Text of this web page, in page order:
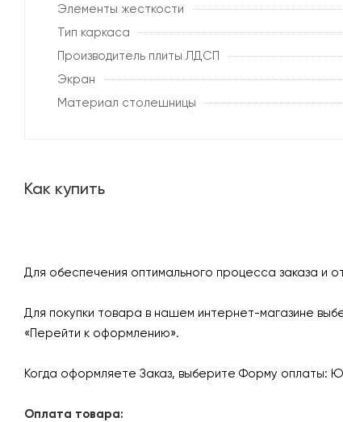
Элементы жесткости
Тип каркаса
Производитель плиты ЛДСП
Экран
Материал столешницы
Как купить
Для обеспечения оптимального процесса заказа и
Для покупки товара в нашем интернет-магазине
«Перейти к оформлению».
Когда оформляете Заказ, выберите Форму оплаты:
Оплата товара: